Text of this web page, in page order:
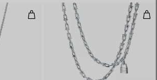
Pendentif taille Small en or